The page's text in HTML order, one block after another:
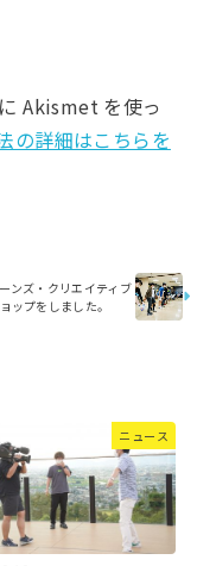
Akismet を使っ
の詳細はこちらを
ンズ・クリエイティブ
ップをしました。
ニュース